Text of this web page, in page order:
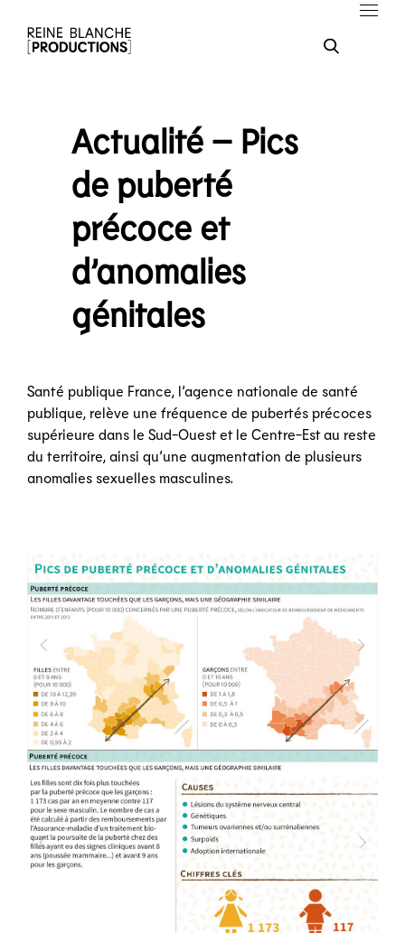
Actualité – Pics
de puberté
précoce et
d’anomalies
génitales
Santé publique France, l’agence nationale de santé
publique, relève une fréquence de pubertés précoces
supérieure dans le Sud-Ouest et le Centre-Est au reste
du territoire, ainsi qu’une augmentation de plusieurs
anomalies sexuelles masculines.